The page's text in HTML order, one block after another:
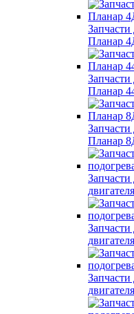
Планар
Планар
Планар
Запчасти
Запчасти
Запчасти